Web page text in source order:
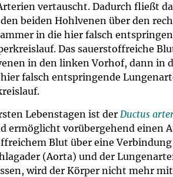
und Informationsflyer
vertauscht. Dadurch fließt
beiden Hohlvenen über den
in die hier falsch
Das sauerstoffreiche
in den linken Vorhof, dann in
falsch entspringende
Lebenstagen ist der Ductus
ermöglicht vorübergehend einen
Blut über eine
(Aorta) und der
wird der Körper nicht mehr